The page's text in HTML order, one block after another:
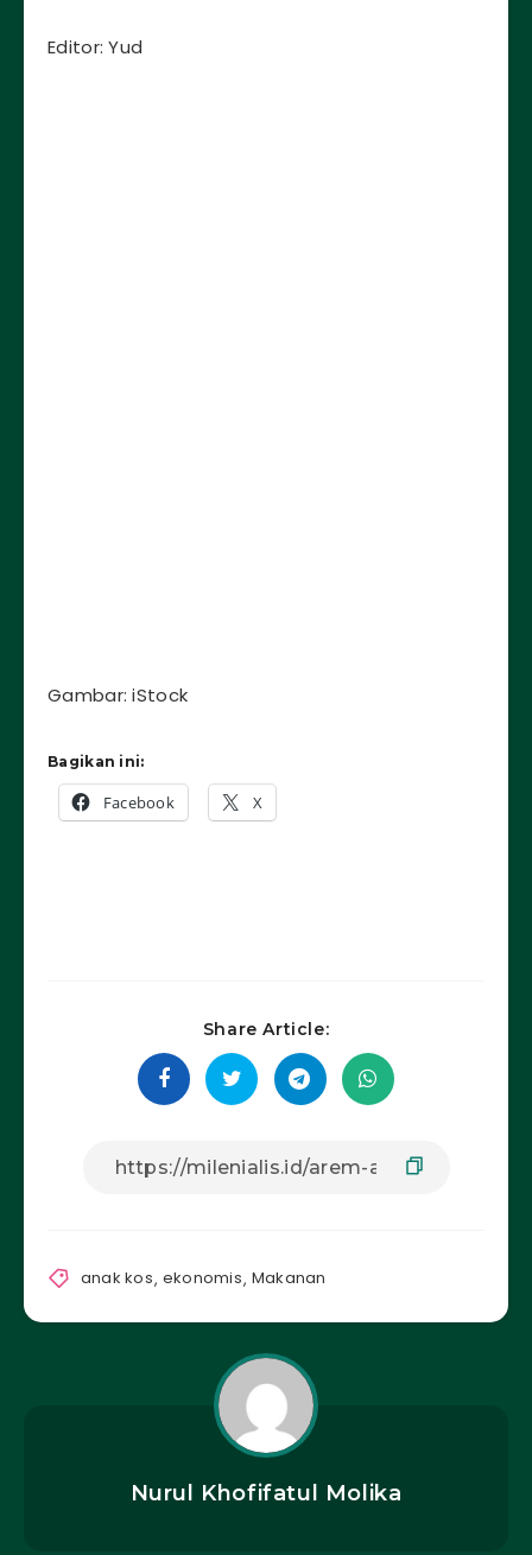
Editor: Yud
Gambar: iStock
Bagikan ini:
Facebook X
Share Article:
anak kos, ekonomis, Makanan
Nurul Khofifatul Molika